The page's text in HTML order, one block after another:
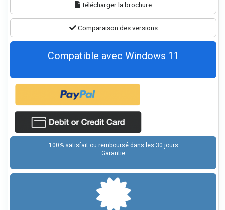
Télécharger la brochure
Comparaison des versions
Compatible avec Windows 11
100% satisfait ou remboursé dans les 30 jours
Garantie